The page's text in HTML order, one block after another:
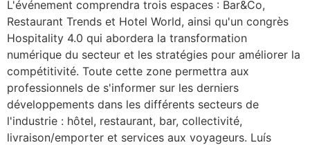
L'événement comprendra trois espaces : Bar&Co,
Restaurant Trends et Hotel World, ainsi qu'un congrès
Hospitality 4.0 qui abordera la transformation
numérique du secteur et les stratégies pour améliorer la
compétitivité. Toute cette zone permettra aux
professionnels de s'informer sur les derniers
développements dans les différents secteurs de
l'industrie : hôtel, restaurant, bar, collectivité,
livraison/emporter et services aux voyageurs. Luís